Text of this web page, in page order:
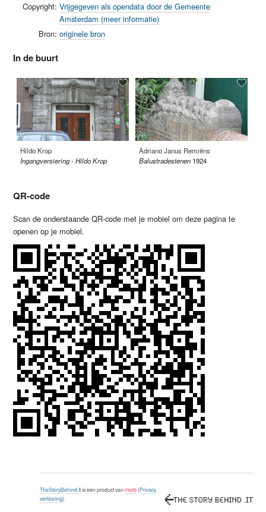
Copyright: Vrijgegeven als opendata door de Gemeente
Amsterdam (meer informatie)
Bron: originele bron
In de buurt
Hildo Krop
Ingangversiering - Hildo Krop
Adriano Janus Remiëns
Balustradestenen 1924
QR-code
Scan de onderstaande QR-code met je mobiel om deze pagina te
openen op je mobiel.
TheStoryBehind.Itis een product vanmurb(Privacy
verklaring).